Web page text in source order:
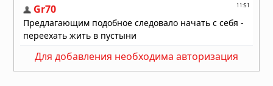
Для добавления необходима авторизация